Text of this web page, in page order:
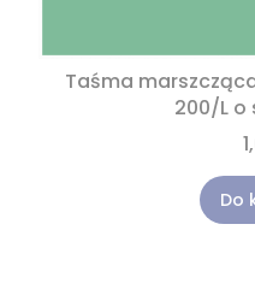
Taśma
200/L o
Do